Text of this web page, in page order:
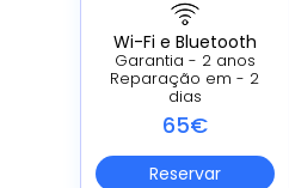
Wi-Fi e Bluetooth
Garantia - 2 anos
Reparação em - 2
dias
65€
Reservar